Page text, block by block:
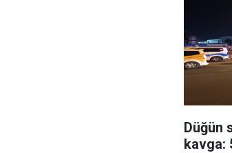
Düğün
kavga: